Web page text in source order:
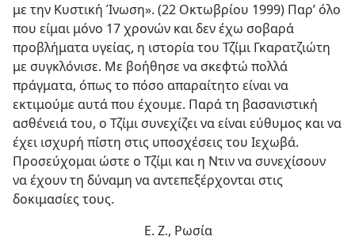
της Γραφής;
με την Κυστική Ίνωση». (22 Οκτωβρίου 1999) Παρ’ όλο
που είμαι μόνο 17 χρονών και δεν έχω σοβαρά
προβλήματα υγείας, η ιστορία του Τζίμι Γκαρατζιώτη
με συγκλόνισε. Με βοήθησε να σκεφτώ πολλά
πράγματα, όπως το πόσο απαραίτητο είναι να
εκτιμούμε αυτά που έχουμε. Παρά τη βασανιστική
ασθένειά του, ο Τζίμι συνεχίζει να είναι εύθυμος και να
έχει ισχυρή πίστη στις υποσχέσεις του Ιεχωβά.
Προσεύχομαι ώστε ο Τζίμι και η Ντιν να συνεχίσουν
να έχουν τη δύναμη να αντεπεξέρχονται στις
δοκιμασίες τους.
Ε. Ζ., Ρωσία